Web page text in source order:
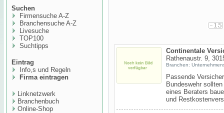
Suchen
Firmensuche A-Z
Branchensuche A-Z
Livesuche
TOP100
Suchtipps
Eintrag
Info,s und Regeln
Firma eintragen
Linknetzwerk
Branchenbuch
Online-Shop
Continentale
Rathenaustr. 9,
Branchen:
Passende
Bundeswehr
eines Beraters
und